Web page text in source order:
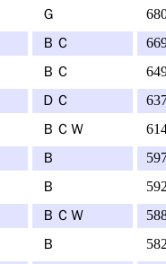
Ｇ
ＢＣ
ＢＣ
ＤＣ
ＢＣＷ
Ｂ
Ｂ
ＢＣＷ
Ｂ